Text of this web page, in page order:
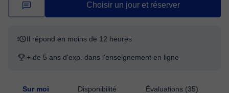
Choisir un jour et réserver
Il répond en moins de 12 heures
+ de 5 ans d'exp. dans l'enseignement en ligne
Sur moi Disponibilité Évaluations (35)